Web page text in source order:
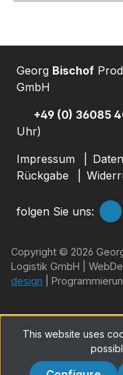
Georg Bischof
GmbH
+49 (0) 36085
Uhr)
Impressum
Rückgabe
folgen Sie uns:
Copyright © 2026
Logistik GmbH |
design |
This website uses